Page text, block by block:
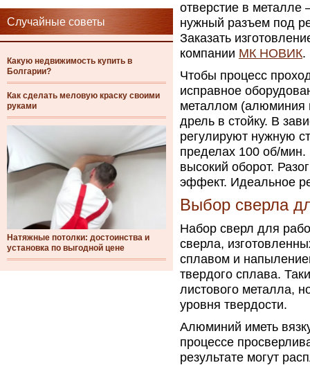
Случайные советы
Какую недвижимость купить в
Болгарии?
Как сделать меловую краску своими
руками
Натяжные потолки: достоинства и
установка по выгодной цене
отверстие в металле
нужный разъем под
Заказать
компании МК НОВИК.
Чтобы процесс
исправное
металлом (алюминия
дрель в стойку. В
регулируют нужную
пределах 100 об/мин.
высокий оборот.
эффект. Идеальное
Выбор сверла
Набор сверл для
сверла,
сплавом и
твердого сплава.
листового металла,
уровня твердости.
Алюминий иметь
процессе
результате могут